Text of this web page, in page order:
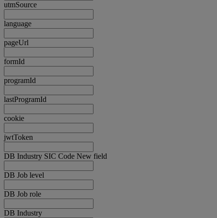
utmSource
language
pageUrl
formId
programId
lastProgramId
cookie
jwtToken
DB Industry SIC Code New field
DB Job level
DB Job role
DB Industry